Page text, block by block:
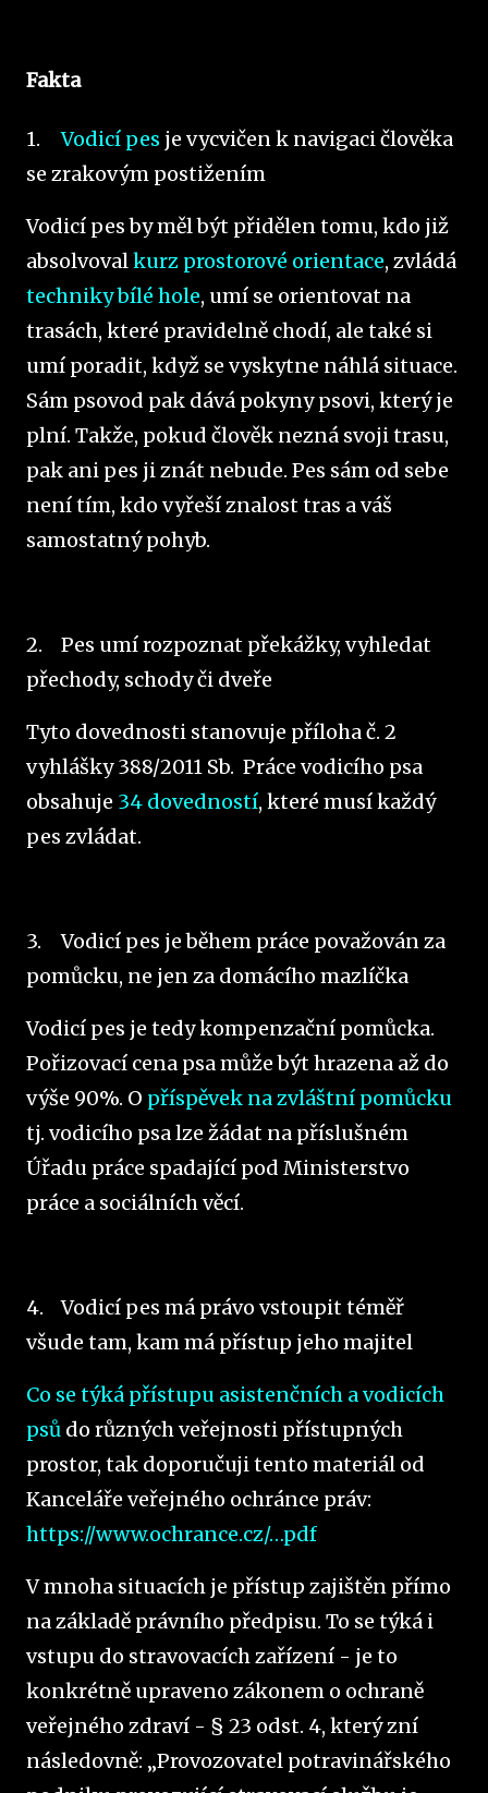
Fakta
1. Vodicí pes je vycvičen k navigaci člověka
se zrakovým postižením
Vodicí pes by měl být přidělen tomu, kdo již
absolvoval kurz prostorové orientace, zvládá
techniky bílé hole, umí se orientovat na
trasách, které pravidelně chodí, ale také si
umí poradit, když se vyskytne náhlá situace.
Sám psovod pak dává pokyny psovi, který je
plní. Takže, pokud člověk nezná svoji trasu,
pak ani pes ji znát nebude. Pes sám od sebe
není tím, kdo vyřeší znalost tras a váš
samostatný pohyb.
2.
Pes umí rozpoznat překážky, vyhledat
přechody, schody či dveře
Tyto dovednosti stanovuje příloha č. 2
vyhlášky 388/2011 Sb. Práce vodicího psa
obsahuje 34 dovedností, které musí každý
pes zvládat.
3.
Vodicí pes je během práce považován za
pomůcku, ne jen za domácího mazlíčka
Vodicí pes je tedy kompenzační pomůcka.
Pořizovací cena psa může být hrazena až do
výše 90%. O příspěvek na zvláštní pomůcku
tj. vodicího psa lze žádat na příslušném
Úřadu práce spadající pod Ministerstvo
práce a sociálních věcí.
4.
Vodicí pes má právo vstoupit téměř
všude tam, kam má přístup jeho majitel
Co se týká přístupu asistenčních a vodicích
psů do různých veřejnosti přístupných
prostor, tak doporučuji tento materiál od
Kanceláře veřejného ochránce práv:
https://www.ochrance.cz/…pdf
V mnoha situacích je přístup zajištěn přímo
na základě právního předpisu. To se týká i
vstupu do stravovacích zařízení - je to
konkrétně upraveno zákonem o ochraně
veřejného zdraví - § 23 odst. 4, který zní
následovně: „Provozovatel potravinářského